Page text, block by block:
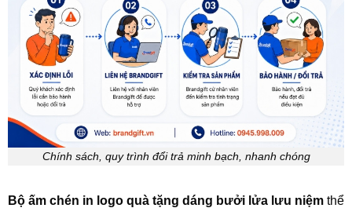
Chính sách, quy trình đổi trả minh bạch, nhanh chóng
Bộ ấm chén in logo quà tặng dáng bưởi lửa lưu niệm thể